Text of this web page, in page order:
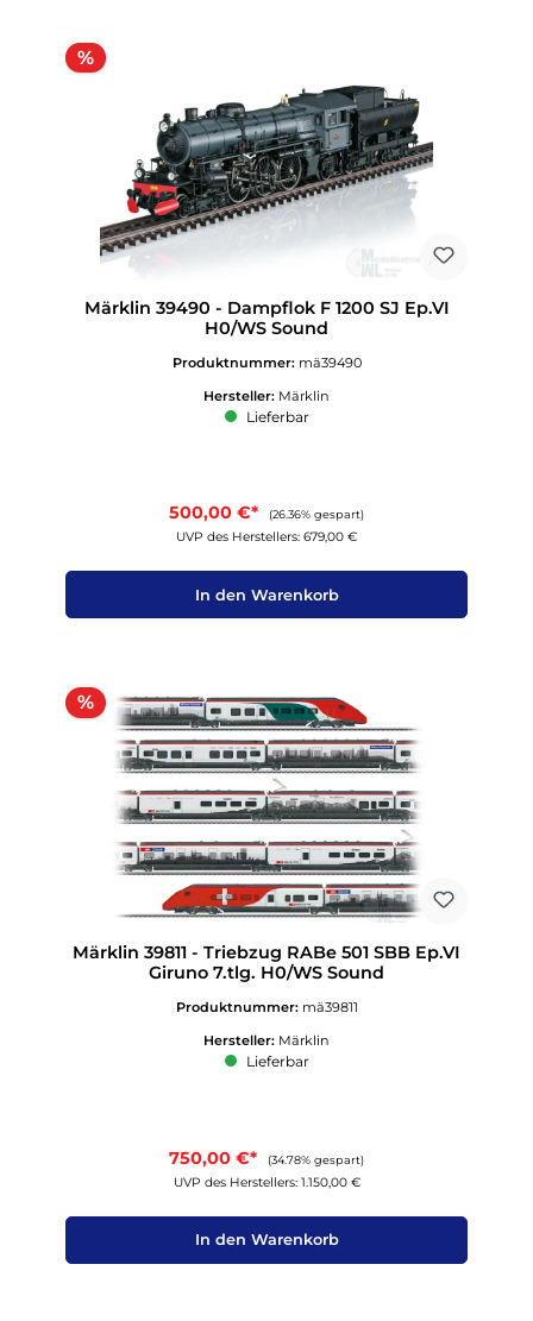
%Rabatt
Märklin 39490 - Dampflok F 1200 SJ Ep.VI
H0/WS Sound
Produktnummer: mä39490
Hersteller: Märklin
Lieferbar
500,00 €* (26.36% gespart)
UVP des Herstellers: 679,00 €
In den Warenkorb
%Rabatt
Märklin 39811 - Triebzug RABe 501 SBB Ep.VI
Giruno 7.tlg. H0/WS Sound
Produktnummer: mä39811
Hersteller: Märklin
Lieferbar
750,00 €* (34.78% gespart)
UVP des Herstellers: 1.150,00 €
In den Warenkorb